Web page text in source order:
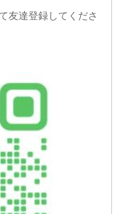
友達登録してくださ